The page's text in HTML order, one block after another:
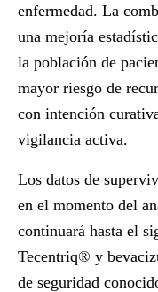
enfermedad. La
una mejoría
la población de
mayor riesgo de
con intención
vigilancia activa.
Los datos de
en el momento del
continuará hasta el
Tecentriq® y
de seguridad